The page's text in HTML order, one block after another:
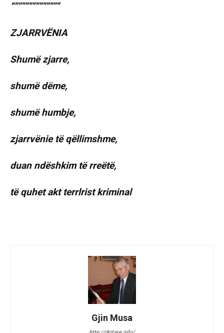
“”””””””””””””
ZJARRVËNIA
Shumë zjarre,
shumë dëme,
shumë humbje,
zjarrvënie të qëllimshme,
duan ndëshkim të rreëtë,
të quhet akt terrlrist kriminal
Gjin Musa